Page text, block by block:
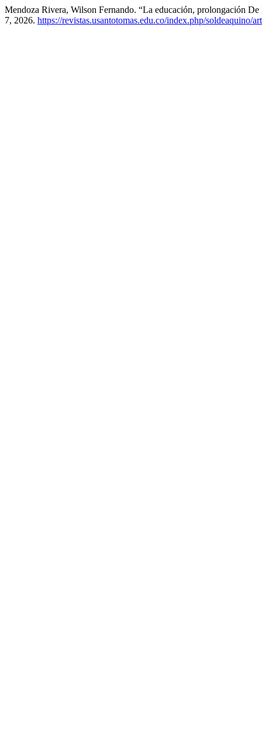
Mendoza Rivera, Wilson Fernando. “La educación, prolongación
7, 2026. https://revistas.usantotomas.edu.co/index.php/soldeaquino/